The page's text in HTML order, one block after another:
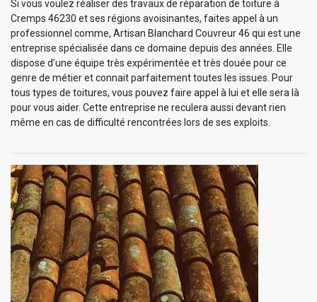
Si vous voulez réaliser des travaux de réparation de toiture à
Cremps 46230 et ses régions avoisinantes, faites appel à un
professionnel comme, Artisan Blanchard Couvreur 46 qui est une
entreprise spécialisée dans ce domaine depuis des années. Elle
dispose d’une équipe très expérimentée et très douée pour ce
genre de métier et connait parfaitement toutes les issues. Pour
tous types de toitures, vous pouvez faire appel à lui et elle sera là
pour vous aider. Cette entreprise ne reculera aussi devant rien
même en cas de difficulté rencontrées lors de ses exploits.